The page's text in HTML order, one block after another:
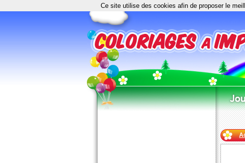
Ce site utilise des cookies afin de proposer le